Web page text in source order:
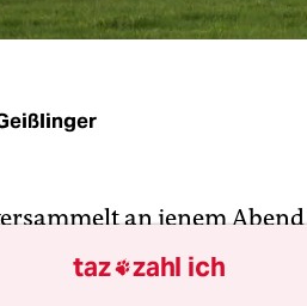
an jenem
mit verschränkten
ein Wort. In der Mitte
taz zahl ich